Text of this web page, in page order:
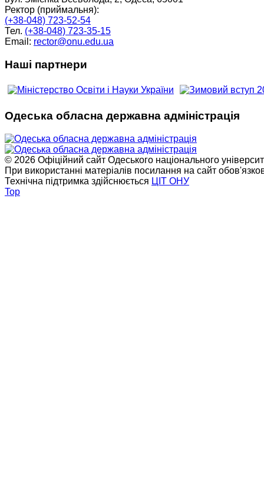
Ректор (приймальня):
(+38-048) 723-52-54
Тел. (+38-048) 723-35-15
Email: rector@onu.edu.ua
Наші партнери
Одеська обласна державна адміністрація
© 2026 Офіційний сайт Одеського національного
При використанні матеріалів посилання на сайт
Технічна підтримка здійснюється ЦІТ ОНУ
Top